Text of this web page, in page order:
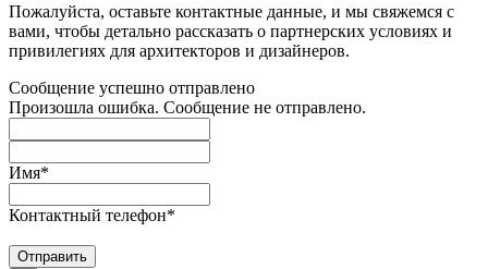
Пожалуйста, оставьте контактные данные, и мы свяжемся с
вами, чтобы детально рассказать о партнерских условиях и
привилегиях для архитекторов и дизайнеров.
Сообщение успешно отправлено
Произошла ошибка. Сообщение не отправлено.
Имя*
Контактный телефон*
Отправить